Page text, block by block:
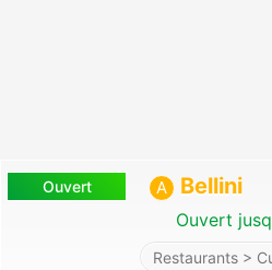
Ouvert A Bellini
Ouvert
Restaurants >